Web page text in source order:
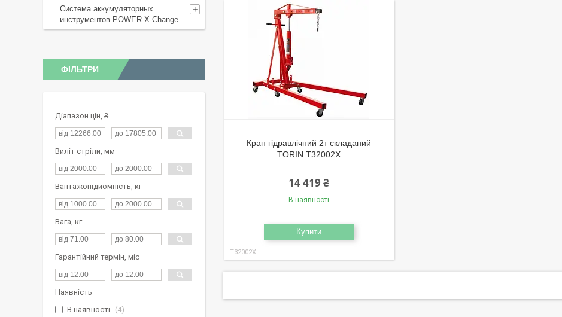
Кран гідравлічний 2т складаний
TORIN T32002X
14 419 ₴
В наявності
Купити
T32002X
Система аккумуляторных
инструментов POWER X-Change
ФІЛЬТРИ
Діапазон цін, ₴
Виліт стріли, мм
Вантажопідйомність, кг
Вага, кг
Гарантійний термін, міс
Наявність
В наявності
4